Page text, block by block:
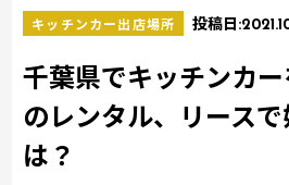
キッチンカー出店場所 投稿日:
千葉県でキッチンカ
のレンタル、リース
は？